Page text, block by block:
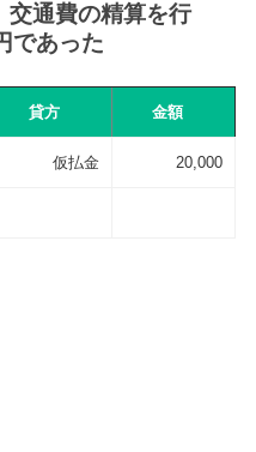
交通費の精算を行
であった
貸方 金額
仮払金 20,000